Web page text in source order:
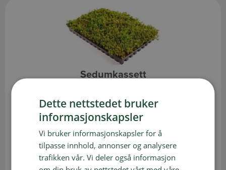
Sedumkassett
bruk i hager, tak og utearealer.
Dette nettstedet bruker
informasjonskapsler
Vi bruker informasjonskapsler for å
tilpasse innhold, annonser og analysere
trafikken vår. Vi deler også informasjon